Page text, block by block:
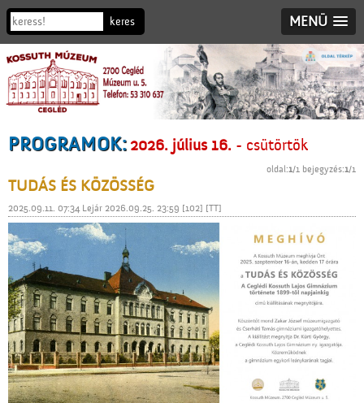
MENÜ
PROGRAMOK:2026. július 16. - csütörtök
oldal:1/1 bejegyzés:1/1
TUDÁS ÉS KÖZÖSSÉG
2025.09.11. 07:34 Lejár 2026.09.25. 23:59 [102] [TT]